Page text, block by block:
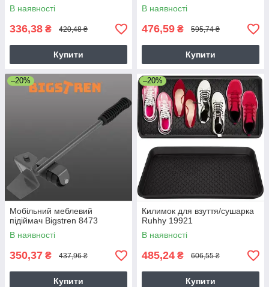
В наявності
336,38 ₴ 420,48 ₴
Купити
В наявності
476,59 ₴ 595,74 ₴
Купити
–20%
Мобільний меблевий
підіймач Bigstren 8473
В наявності
350,37 ₴ 437,96 ₴
Купити
–20%
Килимок для взуття/сушарка
Ruhhy 19921
В наявності
485,24 ₴ 606,55 ₴
Купити